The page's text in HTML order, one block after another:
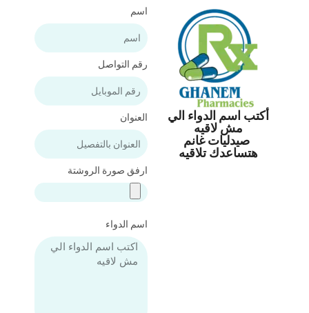
أكتب اسم الدواء الي
مش لاقيه
صيدليات غانم
هتساعدك تلاقيه
اسم
رقم التواصل
العنوان
ارفق صورة الروشتة
اسم الدواء